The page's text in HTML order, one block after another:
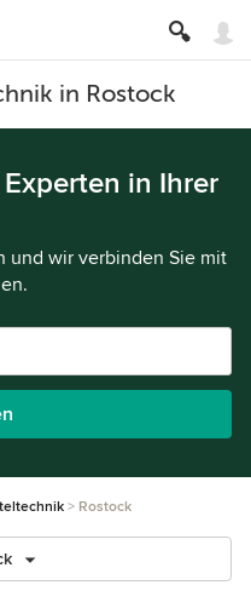
in Rostock
in Ihrer
und wir verbinden Sie mit
Rostock